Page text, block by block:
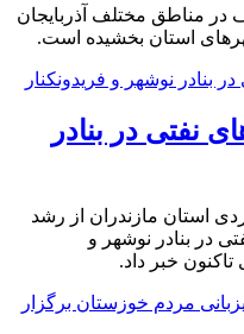
در مناطق مختلف آذربایجان
استان بخشیده است.
نفتی در بنادر
استان مازندران از رشد
در بنادر نوشهر و
تاکنون خبر داد.